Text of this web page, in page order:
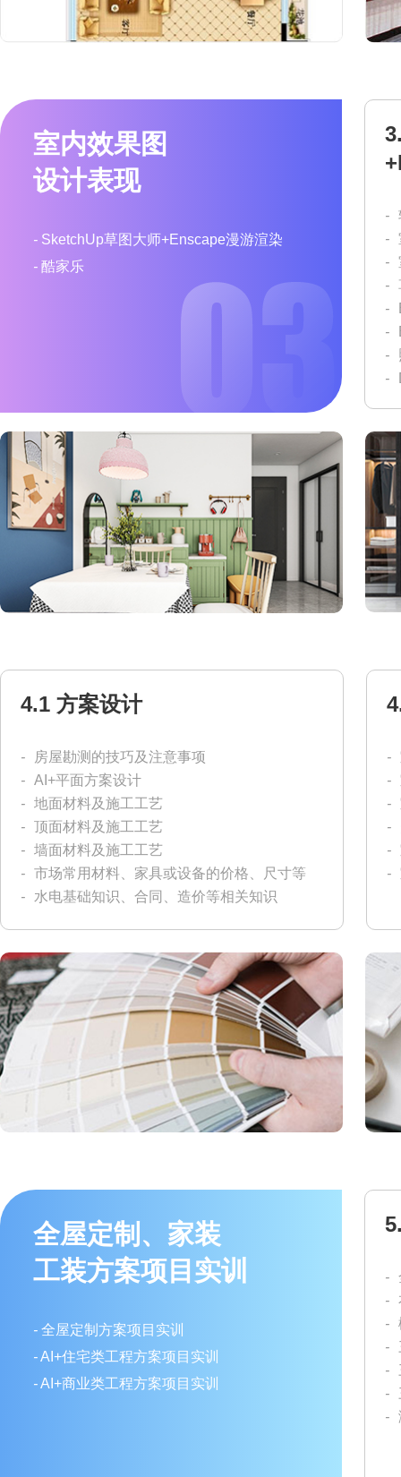
室内效果图
设计表现
- SketchUp草图大师+Enscape漫游渲染
- 酷家乐
-
-
-
-
-
-
-
-
4.1 方案设计
-
房屋勘测的技巧及注意事项
- AI+平面方案设计
- 地面材料及施工工艺
- 顶面材料及施工工艺
- 墙面材料及施工工艺
- 市场常用材料、家具或设备的价格、尺寸等
-
水电基础知识、合同、造价等相关知识
-
-
-
-
-
-
全屋定制、家装
工装方案项目实训
- 全屋定制方案项目实训
-AI+住宅类工程方案项目实训
-AI+商业类工程方案项目实训
-
-
-
-
-
-
-